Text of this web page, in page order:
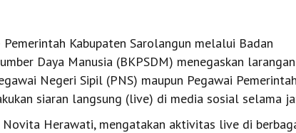
Pemerintah Kabupaten Sarolangun melalui Badan
Daya Manusia (BKPSDM) menegaskan
Negeri Sipil (PNS) maupun Pegawai
siaran langsung (live) di media sosial selama
Novita Herawati, mengatakan aktivitas live di